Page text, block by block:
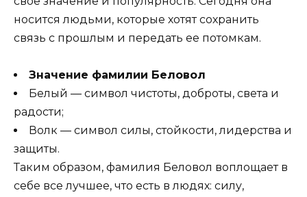
носится людьми, которые хотят сохранить
связь с прошлым и передать ее потомкам.
Значение фамилии Беловол
Белый — символ чистоты, доброты, света и
радости;
Волк — символ силы, стойкости, лидерства и
защиты.
Таким образом, фамилия Беловол воплощает в
себе все лучшее, что есть в людях: силу,